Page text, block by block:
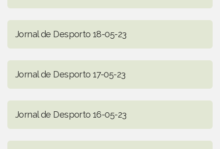
Jornal de Desporto 18-05-23
Jornal de Desporto 17-05-23
Jornal de Desporto 16-05-23